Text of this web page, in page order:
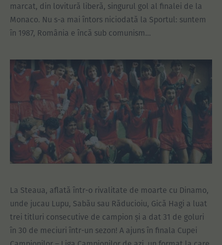
marcat, din lovitură liberă, singurul gol al finalei de la
Monaco. Nu s-a mai întors niciodată la Sportul: suntem
în 1987, România e încă sub comunism…
La Steaua, aflată într-o rivalitate de moarte cu Dinamo,
unde jucau Lupu, Sabău sau Răducioiu, Gică Hagi a luat
trei titluri consecutive de campion și a dat 31 de goluri
în 30 de meciuri într-un sezon! A ajuns în finala Cupei